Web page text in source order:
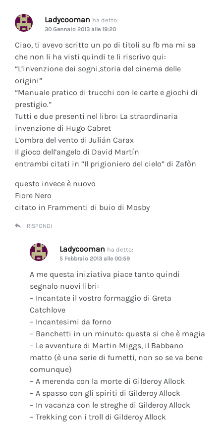
Ladycooman ha detto:
30 Gennaio 2013 alle 19:20
Ciao, ti avevo scritto un po di titoli su fb ma mi sa
che non li ha visti quindi te li riscrivo qui:
“L’invenzione dei sogni,storia del cinema delle
origini”
“Manuale pratico di trucchi con le carte e giochi di
prestigio.”
Tutti e due presenti nel libro: La straordinaria
invenzione di Hugo Cabret
L’ombra del vento di Julián Carax
Il gioco dell’angelo di David Martín
entrambi citati in “Il prigioniero del cielo” di Zafòn
questo invece è nuovo
Fiore Nero
citato in Frammenti di buio di Mosby
RISPONDI
Ladycooman ha detto:
5 Febbraio 2013 alle 00:59
A me questa iniziativa piace tanto quindi
segnalo nuovi libri:
– Incantate il vostro formaggio di Greta
Catchlove
– Incantesimi da forno
– Banchetti in un minuto: questa si che è magia
– Le avventure di Martin Miggs, il Babbano
matto (è una serie di fumetti, non so se va bene
comunque)
– A merenda con la morte di Gilderoy Allock
– A spasso con gli spiriti di Gilderoy Allock
– In vacanza con le streghe di Gilderoy Allock
– Trekking con i troll di Gilderoy Allock